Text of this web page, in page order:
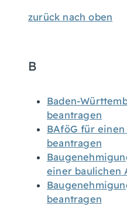
zurück nach oben
B
Baden-
beantragen
BAföG für einen
beantragen
einer baulichen
beantragen